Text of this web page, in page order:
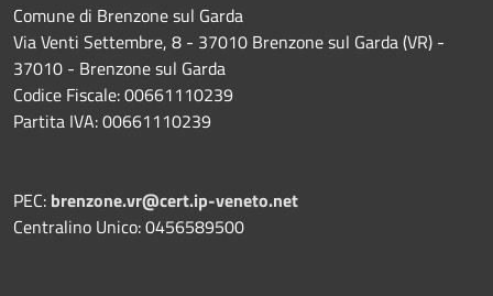
Comune di Brenzone sul Garda
Via Venti Settembre, 8 - 37010 Brenzone sul Garda (VR) -
37010 - Brenzone sul Garda
Codice Fiscale: 00661110239
Partita IVA: 00661110239
PEC: brenzone.vr@cert.ip-veneto.net
Centralino Unico: 0456589500